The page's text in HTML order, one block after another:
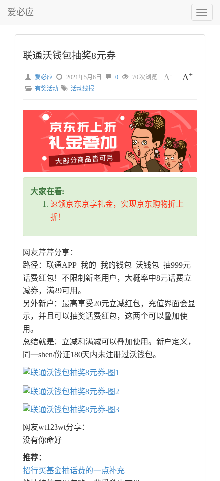
切
换
菜
爱必应
联通沃钱包抽奖8元券
A- A+
爱必应 2021年5月6日 0
70 次浏览
有奖活动
活动线报
大家在看:
速领京东京享礼金，实现京东购物折上
折！
网友芹芹分享：
路径：联通APP–我的–我的钱包–沃钱包–抽999元
话费红包！不限制新老用户，大概率中8元话费立
减券，满29可用。
另外新户：最高享受20元立减红包，充值界面会显
示，并且可以抽奖话费红包，这两个可以叠加使
用。
总结就是：立减和满减可以叠加使用。新户定义，
同一shen/份证180天内未注册过沃钱包。
网友wt123wt分享：
没有你命好
推荐：
招行买基金抽话费的一点补充